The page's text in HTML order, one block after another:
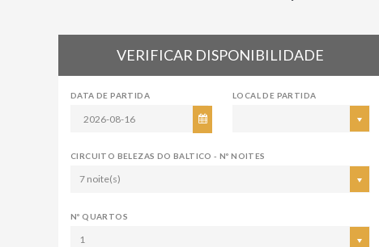
VERIFICAR DISPONIBILIDADE
DATA DE PARTIDA LOCAL DE PARTIDA
CIRCUITO BELEZAS DO BALTICO - Nº NOITES
7 noite(s)
Nº QUARTOS
1